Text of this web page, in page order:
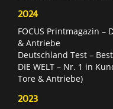
2024
FOCUS Printmagazin
& Antriebe
Deutschland Test –
DIE WELT – Nr. 1 in
Tore & Antriebe)
2023